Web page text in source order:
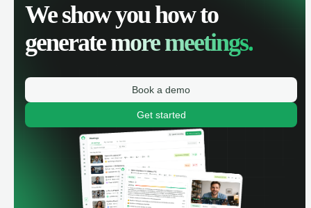
We show you how to
generatemore meetings.
Book a demo
Get started